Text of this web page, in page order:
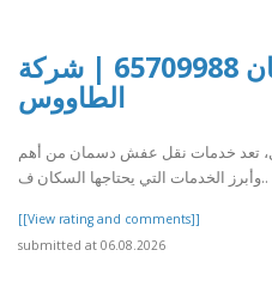
نقل عفش دسمان 65709988 | شركة
الطاووس
تعد خدمات نقل عفش دسمان من أهم
وأبرز الخدمات التي يحتاجها السكان ف..
[[View rating and comments]]
submitted at 06.08.2026